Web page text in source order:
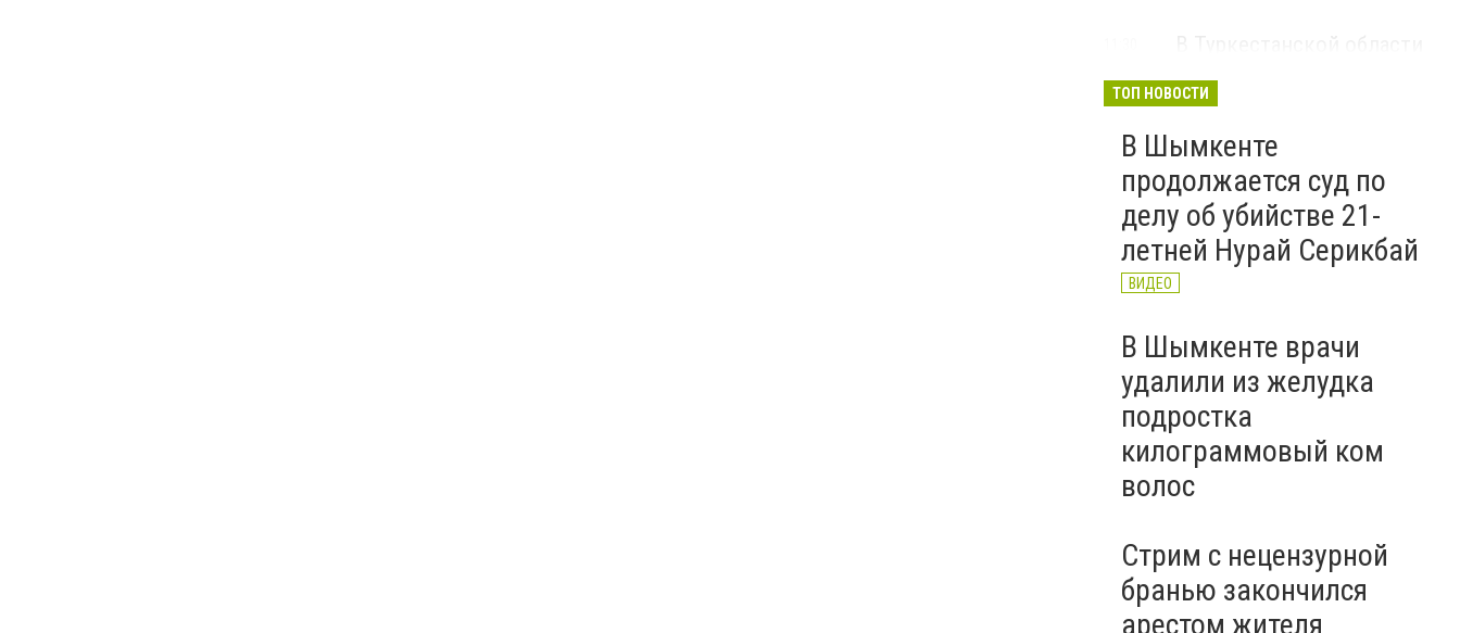
500 млн тенге из средств
ТОП НОВОСТИ
В Шымкенте
продолжается суд по
делу об убийстве 21-
летней Нурай Серикбай
ВИДЕО
В Шымкенте врачи
удалили из желудка
подростка
килограммовый ком
волос
Стрим с нецензурной
бранью закончился
арестом жителя